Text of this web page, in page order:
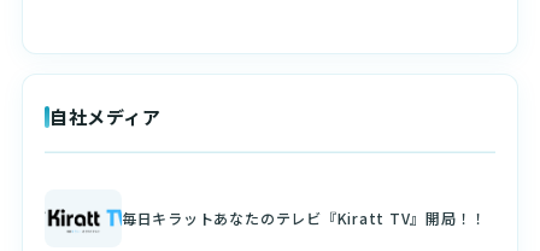
自社メディア
毎日キラットあなたのテレビ『Kiratt TV』開局！！